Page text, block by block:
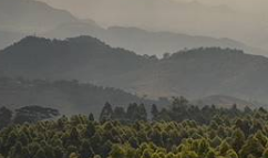
Plateau de Zomba
Ornithologie
Liwonde
Lilongwe